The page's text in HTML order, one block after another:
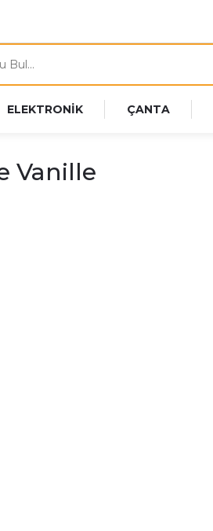
ELEKTRONİK ÇANTA
Vanille